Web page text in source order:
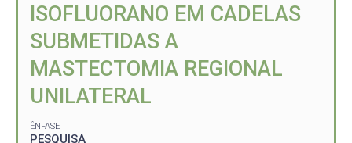
ISOFLUORANO EM CADELAS
SUBMETIDAS A
MASTECTOMIA REGIONAL
UNILATERAL
ÊNFASE
PESQUISA